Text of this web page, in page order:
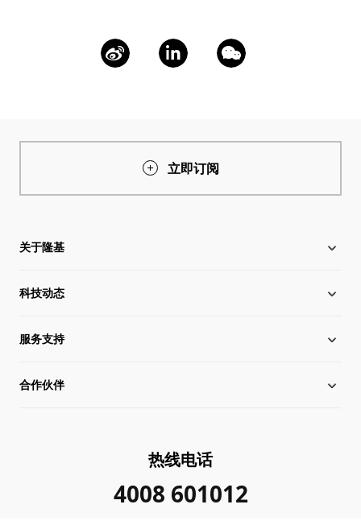
立即订阅
关于隆基
关于隆基
全球化布局
管理层信息
科技动态
硅片价格
行业动态
服务支持
下载中心
合作伙伴
热线电话
4008 601012